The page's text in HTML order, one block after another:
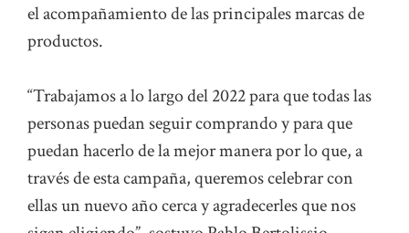
el acompañamiento de las principales marcas de
productos.
“Trabajamos a lo largo del 2022 para que todas las
personas puedan seguir comprando y para que
puedan hacerlo de la mejor manera por lo que, a
través de esta campaña, queremos celebrar con
ellas un nuevo año cerca y agradecerles que nos